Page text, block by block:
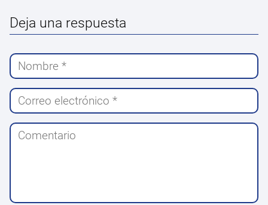
Deja una respuesta